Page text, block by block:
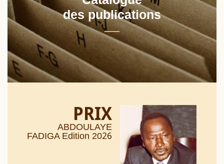
des publications
PRIX
ABDOULAYE
FADIGA Edition 2026